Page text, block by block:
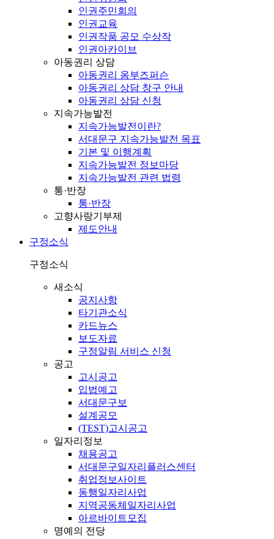
인권주민회의
인권교육
인권작품 공모 수상작
인권아카이브
아동권리 상담
아동권리 옴부즈퍼슨
아동권리 상담 창구 안내
아동권리 상담 신청
지속가능발전
지속가능발전이란?
서대문구 지속가능발전 목표
기본 및 이행계획
지속가능발전 정보마당
지속가능발전 관련 법령
통·반장
통·반장
고향사랑기부제
제도안내
구정소식
구정소식
새소식
공지사항
타기관소식
카드뉴스
보도자료
구정알림 서비스 신청
공고
고시공고
입법예고
서대문구보
설계공모
(TEST)고시공고
일자리정보
채용공고
서대문구일자리플러스센터
취업정보사이트
동행일자리사업
지역공동체일자리사업
아르바이트모집
명예의 전당